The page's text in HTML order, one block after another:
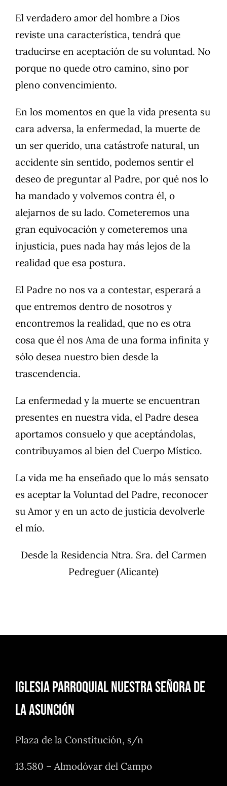
El verdadero amor del hombre a Dios
reviste una característica, tendrá que
traducirse en aceptación de su voluntad. No
porque no quede otro camino, sino por
pleno convencimiento.
En los momentos en que la vida presenta su
cara adversa, la enfermedad, la muerte de
un ser querido, una catástrofe natural, un
accidente sin sentido, podemos sentir el
deseo de preguntar al Padre, por qué nos lo
ha mandado y volvemos contra él, o
alejarnos de su lado. Cometeremos una
gran equivocación y cometeremos una
injusticia, pues nada hay más lejos de la
realidad que esa postura.
El Padre no nos va a contestar, esperará a
que entremos dentro de nosotros y
encontremos la realidad, que no es otra
cosa que él nos Ama de una forma infinita y
sólo desea nuestro bien desde la
trascendencia.
La enfermedad y la muerte se encuentran
presentes en nuestra vida, el Padre desea
aportamos consuelo y que aceptándolas,
contribuyamos al bien del Cuerpo Místico.
La vida me ha enseñado que lo más sensato
es aceptar la Voluntad del Padre, reconocer
su Amor y en un acto de justicia devolverle
el mío.
Desde la Residencia Ntra. Sra. del Carmen
Pedreguer (Alicante)
Iglesia Parroquial Nuestra Señora de
la Asunción
Plaza de la Constitución, s/n
13.580 – Almodóvar del Campo